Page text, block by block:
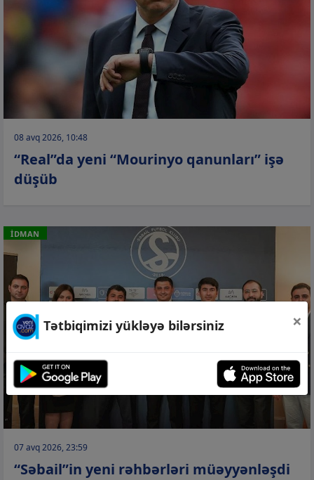
08 avq 2026, 10:48
“Real”da yeni “Mourinyo qanunları” işə
düşüb
İDMAN
07 avq 2026, 23:59
“Səbail”in yeni rəhbərləri müəyyənləşdi
Tətbiqimizi yükləyə bilərsiniz ×